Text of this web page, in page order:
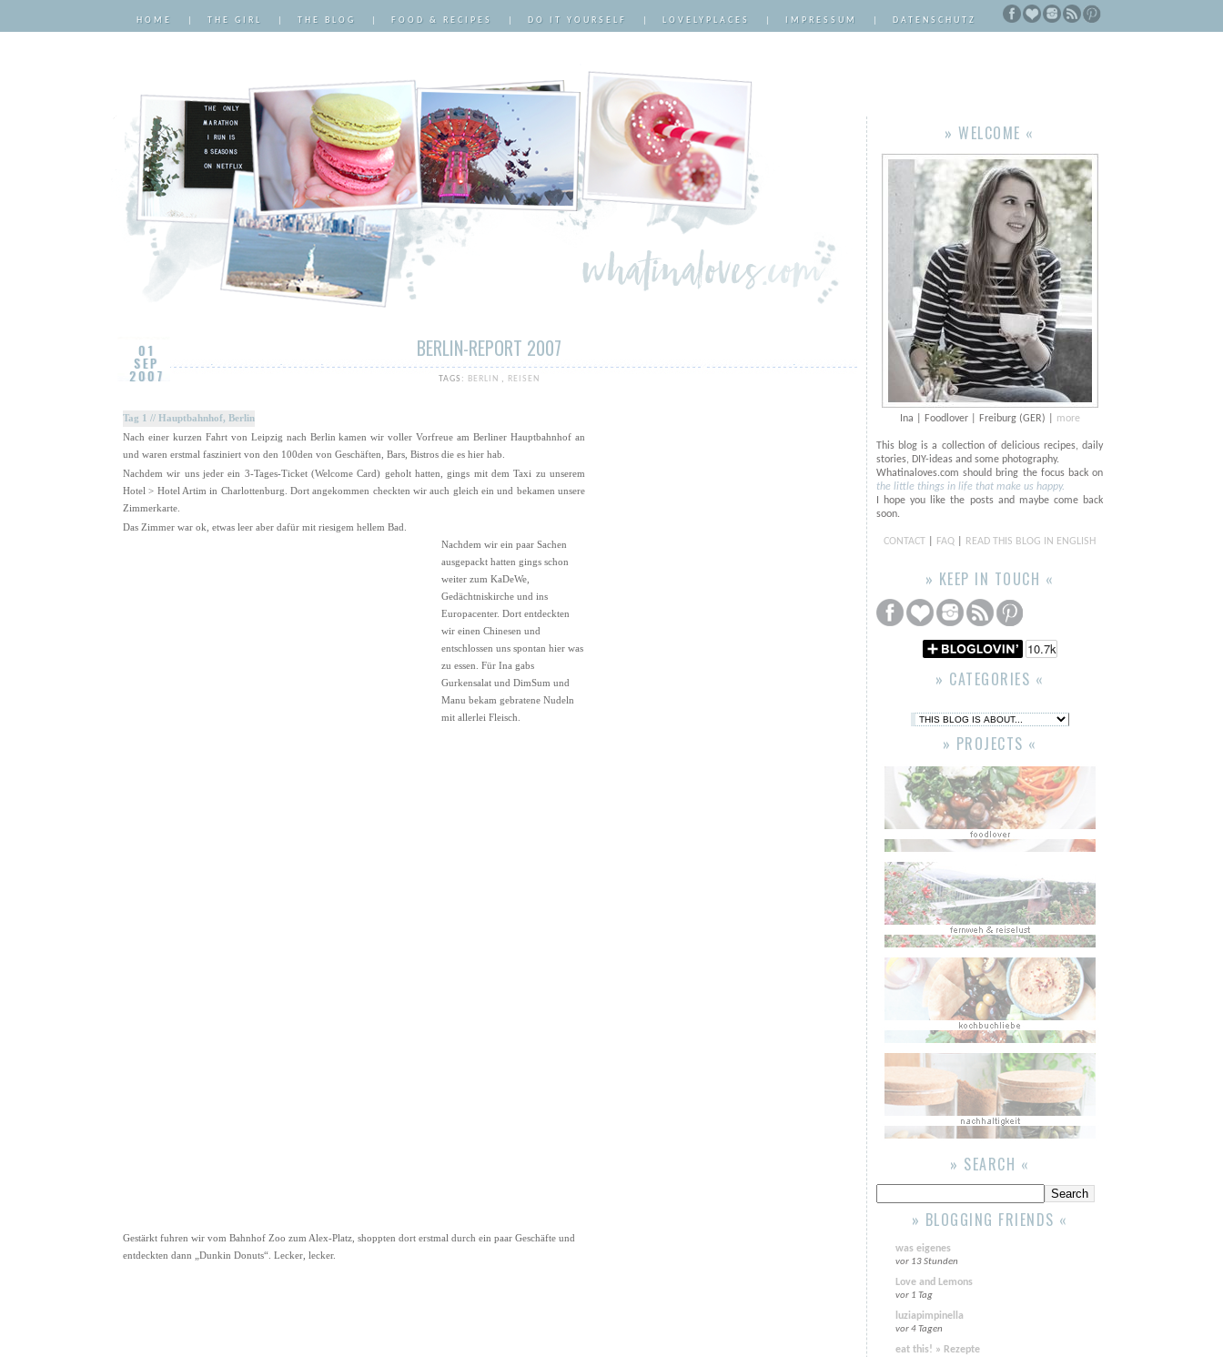
HOME THE GIRL THE BLOG FOOD & RECIPES DO IT YOURSELF LOVELYPLACES IMPRESSUM DATENSCHUTZ
BERLIN-REPORT 2007
01
SEP
2007 TAGS: BERLIN , REISEN
Tag 1 // Hauptbahnhof, Berlin
Nach einer kurzen Fahrt von Leipzig nach Berlin kamen wir voller Vorfreue am Berliner Hauptbahnhof an
und waren erstmal fasziniert von den 100den von Geschäften, Bars, Bistros die es hier hab.
Nachdem wir uns jeder ein 3-Tages-Ticket (Welcome Card) geholt hatten, gings mit dem Taxi zu unserem
Hotel > Hotel Artim in Charlottenburg. Dort angekommen checkten wir auch gleich ein und bekamen unsere
Zimmerkarte.
Das Zimmer war ok, etwas leer aber dafür mit riesigem hellem Bad.
Nachdem wir ein paar Sachen
ausgepackt hatten gings schon
weiter zum KaDeWe,
Gedächtniskirche und ins
Europacenter. Dort entdeckten
wir einen Chinesen und
entschlossen uns spontan hier was
zu essen. Für Ina gabs
Gurkensalat und DimSum und
Manu bekam gebratene Nudeln
mit allerlei Fleisch.
Gestärkt fuhren wir vom Bahnhof Zoo zum Alex-Platz, shoppten dort erstmal durch ein paar Geschäfte und
entdeckten dann „Dunkin Donuts“. Lecker, lecker.
» WELCOME «
Ina | Foodlover | Freiburg (GER) | more
This blog is a collection of delicious recipes, daily
stories, DIY-ideas and some photography.
Whatinaloves.com should bring the focus back on
the little things in life that make us happy.
I hope you like the posts and maybe come back
soon.
CONTACT FAQ READ THIS BLOG IN ENGLISH
» KEEP IN TOUCH «
» CATEGORIES «
» PROJECTS «
» SEARCH «
» BLOGGING FRIENDS «
was eigenes
vor 13 Stunden
Love and Lemons
vor 1 Tag
luziapimpinella
vor 4 Tagen
eat this! » Rezepte